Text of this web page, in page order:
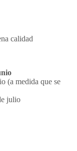
calidad
(a medida que se
julio